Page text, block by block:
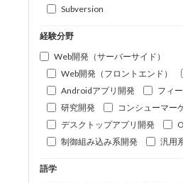
Subversion
経験分野
Web開発（サーバーサイド）
Web開発（フロントエンド）
Androidアプリ開発
フィ
研究開発
コンシューマー
デスクトップアプリ開発
制御組み込み系開発
汎用
語学